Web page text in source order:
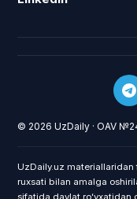
© 2026 UzDaily · OAV
UzDaily.uz
ruxsati bilan amalga
sifatida davlat roʻyxatidan